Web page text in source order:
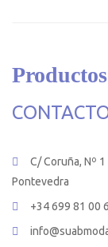
C/ Coruña, Nº
Pontevedra
+34 699 81 00